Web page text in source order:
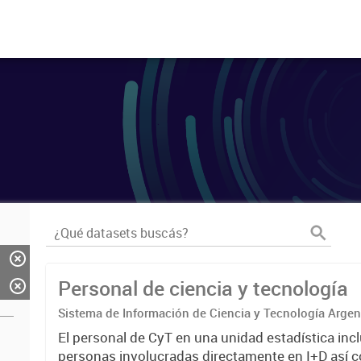
Personal de ciencia y tecnología
Sistema de Información de Ciencia y Tecnología
El personal de CyT en una unidad estadística
personas involucradas directamente en I+D así